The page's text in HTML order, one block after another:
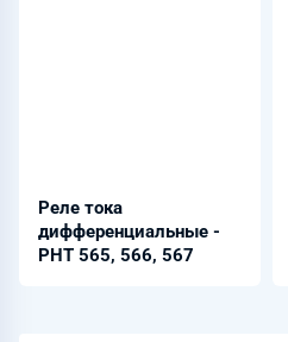
Реле тока
дифференциальные -
РНТ 565, 566, 567